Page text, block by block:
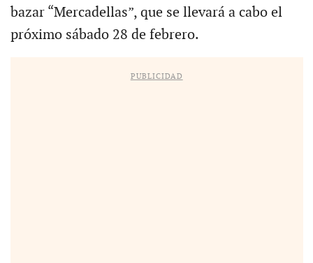
bazar “Mercadellas”, que se llevará a cabo el
próximo sábado 28 de febrero.
PUBLICIDAD